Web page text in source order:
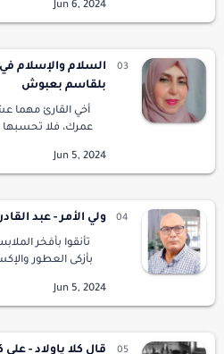
الصراعات التي كنت
مصطنعة ، فأخرج
السلام والإسلام
بلقاسم بعبوش
أخي القارئ مهما
عمرك، فلا
وإحساسك بالحياة،
قاسمتها…
ولي الأمر - عبد
تأنقوا بأفخر
بأزكى العطور
الغبطة.وقفوا
قال كلا ياولاد - علي